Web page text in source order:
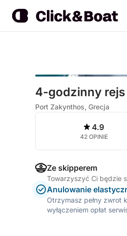
4-godzinny rejs
Port Zakynthos, Grecja
4.9
42 OPINIE
Ze skipperem
Towarzyszyć Ci będzie
Anulowanie
Otrzymasz pełny zwrot
wyłączeniem opłat